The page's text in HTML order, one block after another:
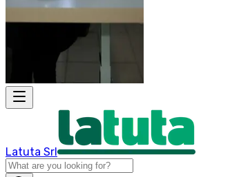
Latuta Srl